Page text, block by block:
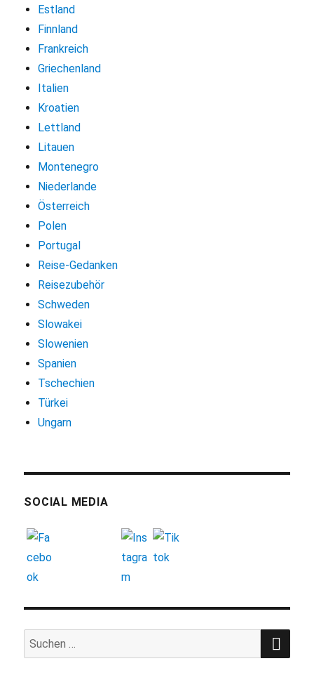
Estland
Finnland
Frankreich
Griechenland
Italien
Kroatien
Lettland
Litauen
Montenegro
Niederlande
Österreich
Polen
Portugal
Reise-Gedanken
Reisezubehör
Schweden
Slowakei
Slowenien
Spanien
Tschechien
Türkei
Ungarn
SOCIAL MEDIA
Suchen
nach: